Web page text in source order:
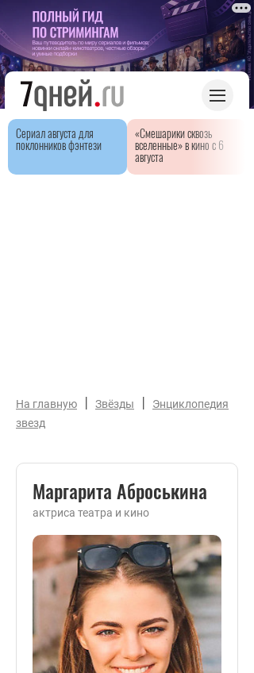
Сериал августа для
поклонников фэнтези
«Смешарики сквозь
вселенные» в кино с 6
августа
На главную | Звёзды |
Энциклопедия
звезд
Маргарита Аброськина
актриса театра и кино